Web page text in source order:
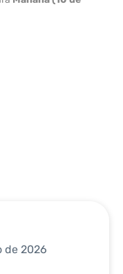
de 2026